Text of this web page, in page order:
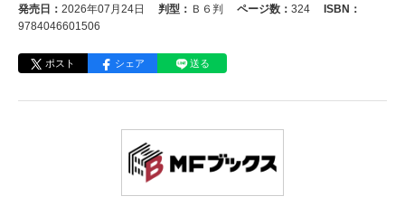
発売日： 2026年07月24日 判型： Ｂ６判 ページ数： 324
ISBN：
9784046601506
ポスト シェア 送る